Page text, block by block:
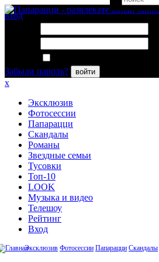
вход
Забыли пароль?
войти
x
Эксклюзив
Фотосессии
Папарацци
Скандалы
Романы
Звездные семьи
Тусовки
Топ-10
LOOK
Музыка и видео
Телешоу
Рейтинг
Вход
Эксклюзив Фотосессии Папарацци Скандалы